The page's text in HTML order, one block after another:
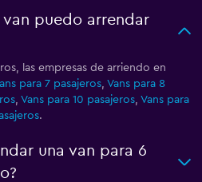
puedo arrendar
las empresas de arriendo en
para 7 pasajeros Vans para 8
Vans para 10 pasajeros Vans para
.
una van para 6